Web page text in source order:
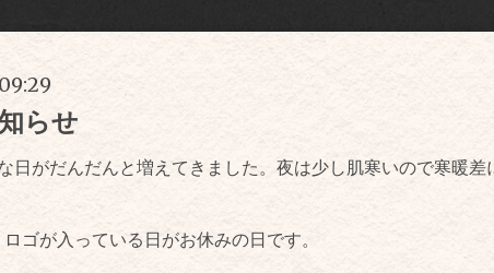
らせ
日がだんだんと増えてきました。夜は少し肌寒いので寒暖差
ゴが入っている日がお休みの日です。